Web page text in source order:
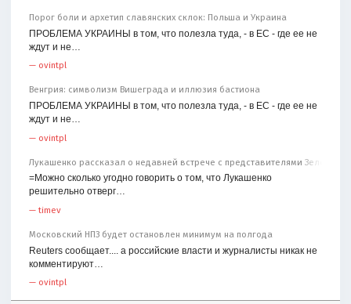
Порог боли и архетип славянских склок: Польша и Украина
ПРОБЛЕМА УКРАИНЫ в том, что полезла туда, - в ЕС - где ее не
ждут и не…
— ovintpl
Венгрия: символизм Вишеграда и иллюзия бастиона
ПРОБЛЕМА УКРАИНЫ в том, что полезла туда, - в ЕС - где ее не
ждут и не…
— ovintpl
Лукашенко рассказал о недавней встрече с представителями
=Можно сколько угодно говорить о том, что Лукашенко
решительно отверг…
—timev
Московский НПЗ будет остановлен минимум на полгода
Reuters сообщает.... а российские власти и журналисты никак не
комментируют…
— ovintpl